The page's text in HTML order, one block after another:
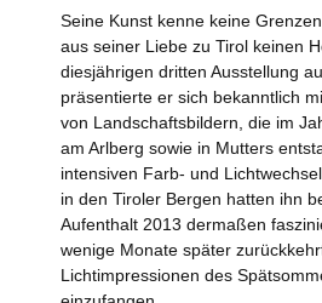
Seine Kunst kenne keine
aus seiner Liebe zu Tirol keinen
diesjährigen dritten Ausstellung
präsentierte er sich bekanntlich
von Landschaftsbildern, die im
am Arlberg sowie in Mutters
intensiven Farb- und
in den Tiroler Bergen hatten ihn
Aufenthalt 2013 dermaßen
wenige Monate später
Lichtimpressionen des